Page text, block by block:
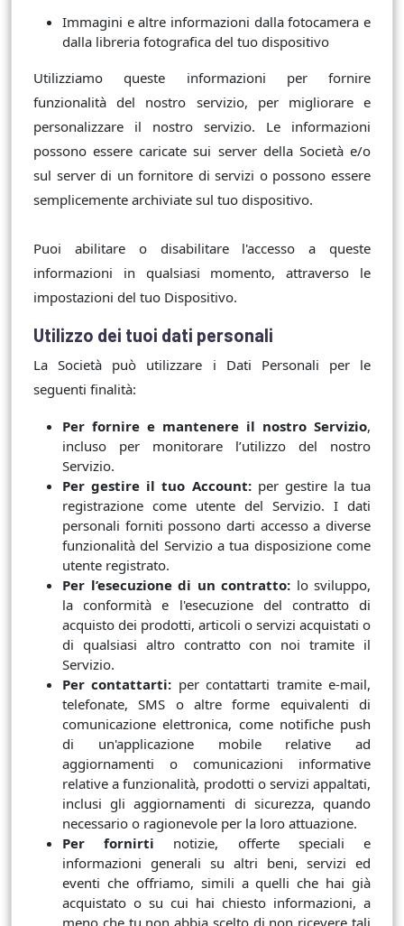
Immagini e altre informazioni dalla fotocamera e
dalla libreria fotografica del tuo dispositivo
Utilizziamo queste informazioni per fornire
funzionalità del nostro servizio, per migliorare e
personalizzare il nostro servizio. Le informazioni
possono essere caricate sui server della Società e/o
sul server di un fornitore di servizi o possono essere
semplicemente archiviate sul tuo dispositivo.
Puoi abilitare o disabilitare l'accesso a queste
informazioni in qualsiasi momento, attraverso le
impostazioni del tuo Dispositivo.
Utilizzo dei tuoi dati personali
La Società può utilizzare i Dati Personali per le
seguenti finalità:
Per fornire e mantenere il nostro Servizio,
incluso per monitorare l’utilizzo del nostro
Servizio.
Per gestire il tuo Account:per gestire la tua
registrazione come utente del Servizio. I dati
personali forniti possono darti accesso a diverse
funzionalità del Servizio a tua disposizione come
utente registrato.
Per l’esecuzione di un contratto: lo sviluppo,
la conformità e l'esecuzione del contratto di
acquisto dei prodotti, articoli o servizi acquistati o
di qualsiasi altro contratto con noi tramite il
Servizio.
Per contattarti: per contattarti tramite e-mail,
telefonate, SMS o altre forme equivalenti di
comunicazione elettronica, come notifiche push
di un'applicazione mobile relative ad
aggiornamenti o comunicazioni informative
relative a funzionalità, prodotti o servizi appaltati,
inclusi gli aggiornamenti di sicurezza, quando
necessario o ragionevole per la loro attuazione.
Per fornirti notizie, offerte speciali e
informazioni generali su altri beni, servizi ed
eventi che offriamo, simili a quelli che hai già
acquistato o su cui hai chiesto informazioni, a
meno che tu non abbia scelto di non ricevere tali